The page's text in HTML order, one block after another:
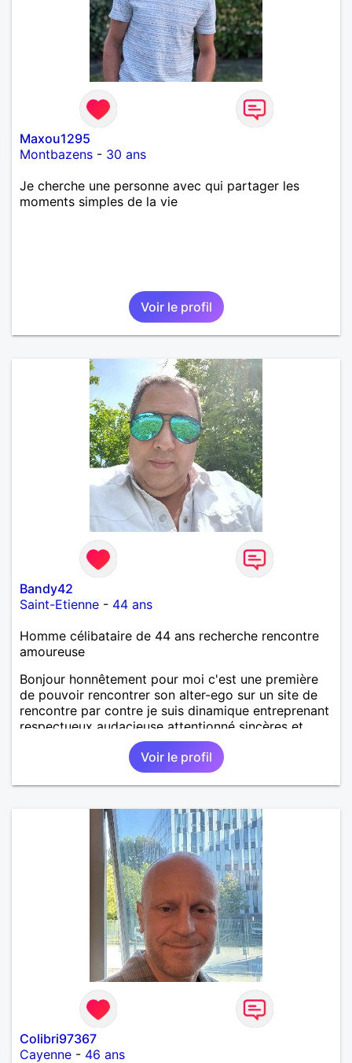
Maxou1295
Montbazens - 30 ans
Je cherche une personne avec qui partager les
moments simples de la vie
Voir le profil
Bandy42
Saint-Etienne - 44 ans
Homme célibataire de 44 ans recherche rencontre
amoureuse
Bonjour honnêtement pour moi c'est une première
de pouvoir rencontrer son alter-ego sur un site de
rencontre par contre je suis dinamique entreprenant
respectueux audacieuse attentionné sincères et
expressif et j' aime surtout les câlins et à les
partager avec humour et amour bisous à+ à bientôt
Voir le profil
Colibri97367
Cayenne - 46 ans